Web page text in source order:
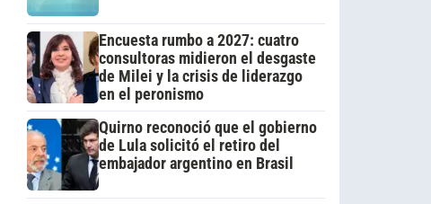
Encuesta rumbo a 2027: cuatro
consultoras midieron el desgaste
de Milei y la crisis de liderazgo
en el peronismo
Quirno reconoció que el gobierno
de Lula solicitó el retiro del
embajador argentino en Brasil